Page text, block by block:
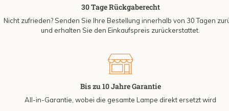
30 Tage Rückgaberecht
Nicht zufrieden? Senden Sie Ihre Bestellung innerhalb von 30 Tagen
und erhalten Sie den Einkaufspreis zurückerstattet.
Bis zu 10 Jahre Garantie
All-in-Garantie, wobei die gesamte Lampe direkt ersetzt wird